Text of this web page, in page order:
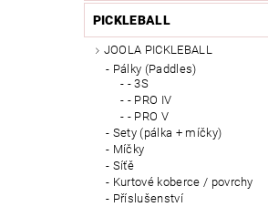
PICKLEBALL
JOOLA PICKLEBALL
Pálky (Paddles)
- 3S
- PRO IV
- PRO V
Sety (pálka + míčky)
Míčky
Síťě
Kurtové koberce / povrchy
Příslušenství